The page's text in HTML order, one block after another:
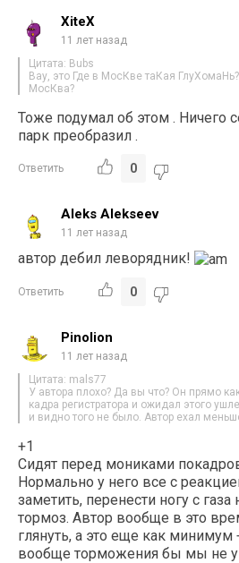
XiteX
11 лет назад
Цитата: Bubs
Вау, это Где в МосКве таКая
МосКва?
Тоже подумал об этом . Ничего
парк преобразил .
Ответить 0
Aleks Alekseev
11 лет назад
автор дебил леворядник!
Ответить 0
Pinolion
11 лет назад
Цитата: mals77
У автора плохо? Да вы что? Он прямо
кадра регистратора и ожидал этого
и видно того не было. Автор ехал
+1
Сидят перед мониками
Нормально у него все с
заметить, перенести ногу с
тормоз. Автор вообще в это
глянуть, а это еще как минимум
вообще торможения бы мы не